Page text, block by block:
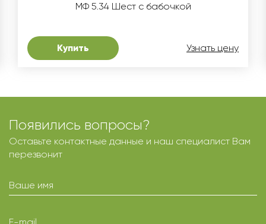
МФ 5.34 Шест с бабочкой
Купить Узнать цену
Появились вопросы?
Оставьте контактные данные и наш специалист Вам
перезвонит
Ваше имя